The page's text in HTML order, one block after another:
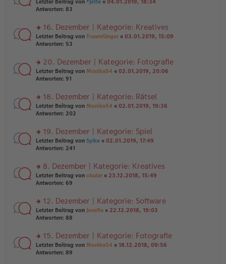
a
g
er
tr
a
g
g
el
e
n
er
tr
a
g
te
n
g
el
e
n
er
tr
a
g
Letzter Beitrag von *Jette « 04.01.2019, 18:34
Antworten: 83
rs
te
n
g
el
e
n
er
tr
a
g
16. Dezember | Kategorie: Kreatives
Letzter Beitrag von Traumfänger « 03.01.2019, 15:09
Antworten: 53
rs
te
n
g
el
e
n
er
tr
a
g
20. Dezember | Kategorie: Fotografie
Letzter Beitrag von Monika54 « 02.01.2019, 20:06
Antworten: 91
rs
te
n
g
el
e
n
er
tr
a
g
18. Dezember | Kategorie: Rätsel
Letzter Beitrag von Monika54 « 02.01.2019, 19:36
Antworten: 202
rs
te
n
g
el
e
n
er
tr
a
g
19. Dezember | Kategorie: Spiel
Letzter Beitrag von Sylke « 02.01.2019, 17:49
Antworten: 241
rs
te
n
g
el
e
n
er
8. Dezember | Kategorie: Kreatives
Letzter Beitrag von okular « 23.12.2018, 15:49
Antworten: 69
rs
te
n
g
el
12. Dezember | Kategorie: Software
Letzter Beitrag von Josefia « 22.12.2018, 19:03
Antworten: 88
rs
te
15. Dezember | Kategorie: Fotografie
Letzter Beitrag von Monika54 « 18.12.2018, 09:56
Antworten: 89